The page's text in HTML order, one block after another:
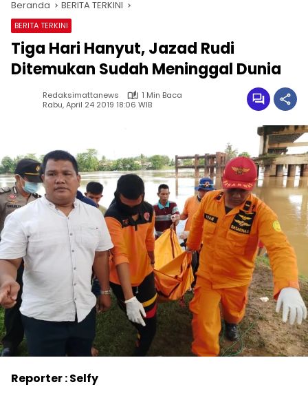
Beranda BERITA TERKINI
BERITA TERKINI
Tiga Hari Hanyut, Jazad Rudi
Ditemukan Sudah Meninggal Dunia
Redaksimattanews
1 Min Baca
Rabu, April 24 2019 18:06 WIB
Reporter : Selfy